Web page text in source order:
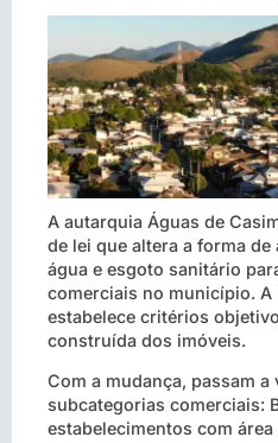
A autarquia Águas de
de lei que altera a forma
água e esgoto sanitário
comerciais no município. A
estabelece critérios
construída dos imóveis.
Com a mudança, passam a
subcategorias comerciais:
estabelecimentos com